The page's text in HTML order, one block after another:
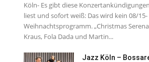
Köln- Es gibt diese
liest und sofort weiß: Das wird kein 08/15-
Weihnachtsprogramm. „Christmas
Kraus, Fola Dada und Martin...
Jazz Köln –